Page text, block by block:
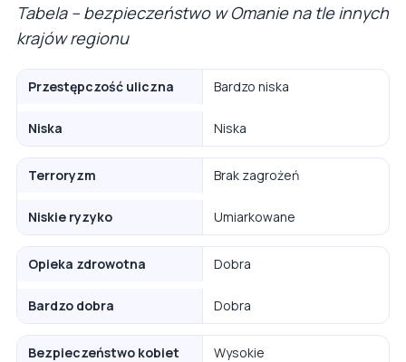
Tabela – bezpieczeństwo w Omanie na tle innych
krajów regionu
Przestępczość uliczna Bardzo niska
Niska Niska
Terroryzm Brak zagrożeń
Niskie ryzyko Umiarkowane
Opieka zdrowotna Dobra
Bardzo dobra Dobra
Bezpieczeństwo kobiet Wysokie